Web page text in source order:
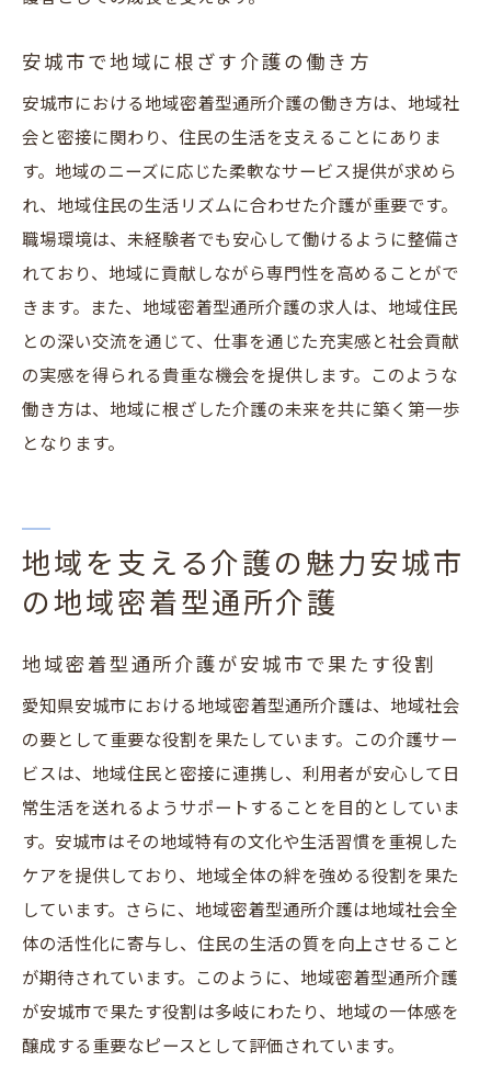
安城市で地域に根ざす介護の働き方
安城市における地域密着型通所介護の働き方は、地域社
会と密接に関わり、住民の生活を支えることにありま
す。地域のニーズに応じた柔軟なサービス提供が求めら
れ、地域住民の生活リズムに合わせた介護が重要です。
職場環境は、未経験者でも安心して働けるように整備さ
れており、地域に貢献しながら専門性を高めることがで
きます。また、地域密着型通所介護の求人は、地域住民
との深い交流を通じて、仕事を通じた充実感と社会貢献
の実感を得られる貴重な機会を提供します。このような
働き方は、地域に根ざした介護の未来を共に築く第一歩
となります。
地域を支える介護の魅力安城市
の地域密着型通所介護
地域密着型通所介護が安城市で果たす役割
愛知県安城市における地域密着型通所介護は、地域社会
の要として重要な役割を果たしています。この介護サー
ビスは、地域住民と密接に連携し、利用者が安心して日
常生活を送れるようサポートすることを目的としていま
す。安城市はその地域特有の文化や生活習慣を重視した
ケアを提供しており、地域全体の絆を強める役割を果た
しています。さらに、地域密着型通所介護は地域社会全
体の活性化に寄与し、住民の生活の質を向上させること
が期待されています。このように、地域密着型通所介護
が安城市で果たす役割は多岐にわたり、地域の一体感を
醸成する重要なピースとして評価されています。